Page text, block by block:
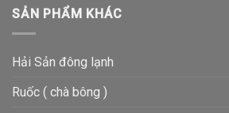
SẢN PHẨM KHÁC
Hải Sản đông lạnh
Ruốc ( chà bông )